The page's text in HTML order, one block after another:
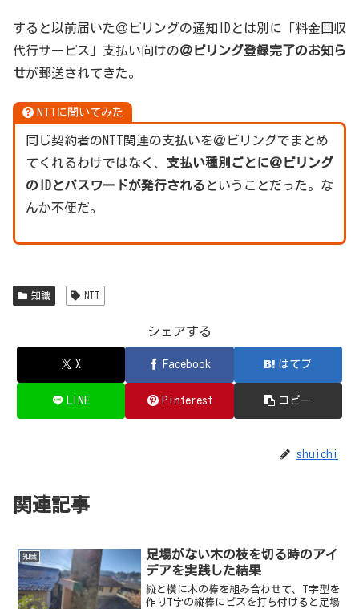
すると以前届いた＠ビリングの通知IDとは別に「料金回収
代行サービス」支払い向けの＠ビリング登録完了のお知ら
せが郵送されてきた。
NTTに聞いてみた
同じ契約者のNTT関連の支払いを＠ビリングでまとめ
てくれるわけではなく、 支払い種別ごとに＠ビリング
のIDとパスワードが発行される ということだった。な
んか不便だ。
知識 NTT
シェアする
X Facebook はてブ
LINE Pinterest コピー
shuichi
関連記事
知識
足場がない木の枝を切る時のアイ
デアを実践した結果
縦と横に木の棒を組み合わせて、T字型を
作りT字の縦棒にビスを打ち付けると足場